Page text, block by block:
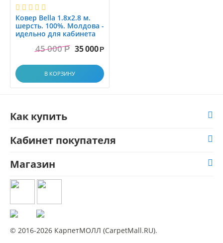
Ковер Bella 1.8x2.8 м.
шерсть. 100%. Молдова -
идельно для кабинета
45 000 Р 35 000 Р
В КОРЗИНУ
Как купить
Кабинет покупателя
Магазин
© 2016-2026 КарпетМОЛЛ (CarpetMall.RU).